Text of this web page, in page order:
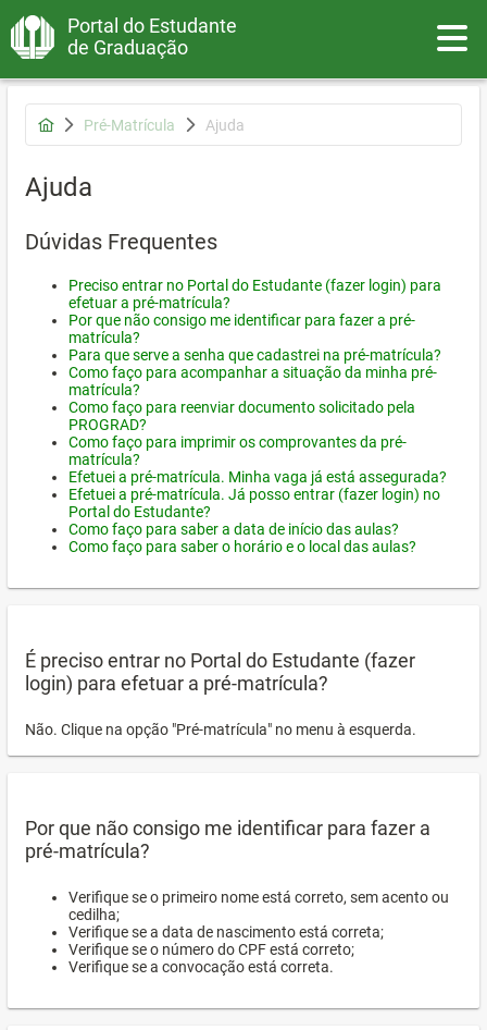
Portal do Estudante
de Graduação
Pré-Matrícula Ajuda
Ajuda
Dúvidas Frequentes
Preciso entrar no Portal do Estudante (fazer login) para
efetuar a pré-matrícula?
Por que não consigo me identificar para fazer a pré-
matrícula?
Para que serve a senha que cadastrei na pré-matrícula?
Como faço para acompanhar a situação da minha pré-
matrícula?
Como faço para reenviar documento solicitado pela
PROGRAD?
Como faço para imprimir os comprovantes da pré-
matrícula?
Efetuei a pré-matrícula. Minha vaga já está assegurada?
Efetuei a pré-matrícula. Já posso entrar (fazer login) no
Portal do Estudante?
Como faço para saber a data de início das aulas?
Como faço para saber o horário e o local das aulas?
É preciso entrar no Portal do Estudante (fazer
login) para efetuar a pré-matrícula?
Não. Clique na opção "Pré-matrícula" no menu à esquerda.
Por que não consigo me identificar para fazer a
pré-matrícula?
Verifique se o primeiro nome está correto, sem acento ou
cedilha;
Verifique se a data de nascimento está correta;
Verifique se o número do CPF está correto;
Verifique se a convocação está correta.